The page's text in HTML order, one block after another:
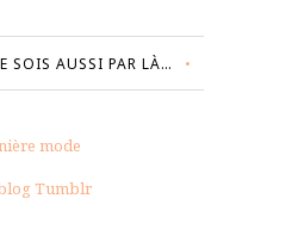
SOIS AUSSI PAR LÀ…
mode
Tumblr